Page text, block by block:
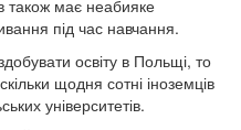
також має неабияке
під час навчання.
освіту в Польщі, то
щодня сотні іноземців
університетів.